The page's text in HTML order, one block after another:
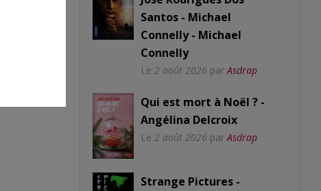
Santos - Michael
Connelly - Michael
Connelly
Le 2 août 2026 par Asdrap
Qui est mort à Noël ? -
Angélina Delcroix
Le 2 août 2026 par Asdrap
Strange Pictures -